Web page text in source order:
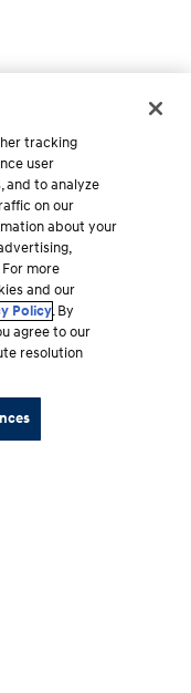
tracking
user
and to analyze
on our
about your
more
and our
Policy. By
agree to our
resolution